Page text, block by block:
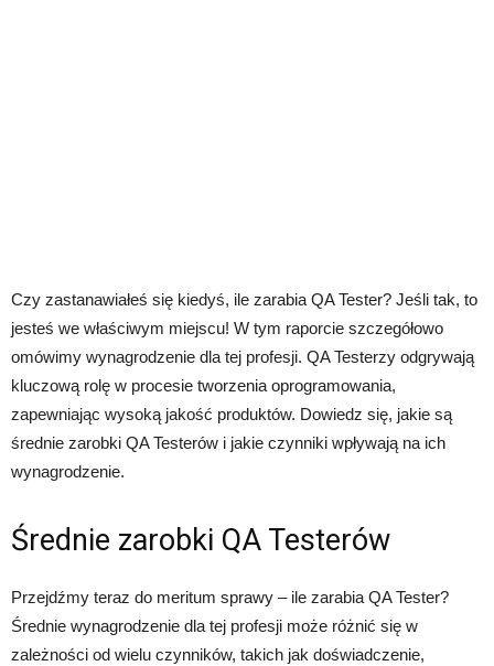
Czy zastanawiałeś się kiedyś, ile zarabia QA Tester? Jeśli tak, to
jesteś we właściwym miejscu! W tym raporcie szczegółowo
omówimy wynagrodzenie dla tej profesji. QA Testerzy odgrywają
kluczową rolę w procesie tworzenia oprogramowania,
zapewniając wysoką jakość produktów. Dowiedz się, jakie są
średnie zarobki QA Testerów i jakie czynniki wpływają na ich
wynagrodzenie.
Średnie zarobki QA Testerów
Przejdźmy teraz do meritum sprawy – ile zarabia QA Tester?
Średnie wynagrodzenie dla tej profesji może różnić się w
zależności od wielu czynników, takich jak doświadczenie,